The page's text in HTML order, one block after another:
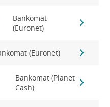
Bankomat
(Euronet)
(Euronet)
Bankomat (Planet
Cash)